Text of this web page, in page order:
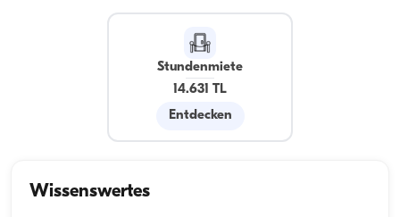
Stundenmiete
14.631 TL
Entdecken
Wissenswertes